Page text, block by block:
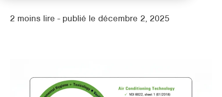
PreCooll : pré-refroidissement
Centre de distribution
Supermarchés
À propos d'Oxycom
2 moins lire - publié le décembre 2, 2025